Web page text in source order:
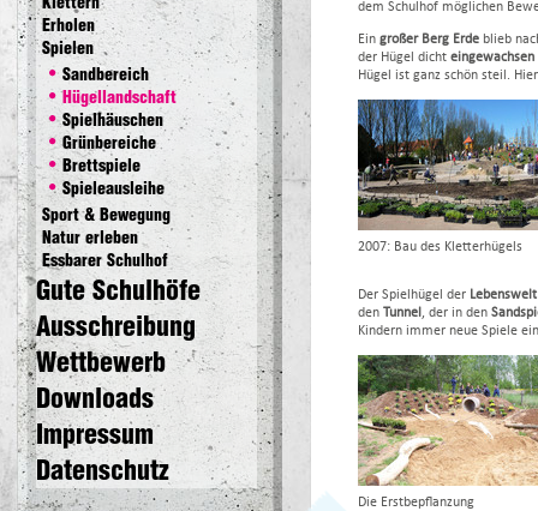
Erholen
Spielen
Sandbereich
Hügellandschaft
Spielhäuschen
Grünbereiche
Brettspiele
Spieleausleihe
Sport & Bewegung
Natur erleben
Essbarer Schulhof
Gute Schulhöfe
Ausschreibung
Wettbewerb
Downloads
Impressum
Datenschutz
dem Schulhof möglichen
Ein großer Berg Erde blieb
der Hügel dicht eingewachsen
Hügel ist ganz schön steil.
2007: Bau des Kletterhügels
Der Spielhügel der
den Tunnel , der in den
Kindern immer neue Spiele
Die Erstbepflanzung